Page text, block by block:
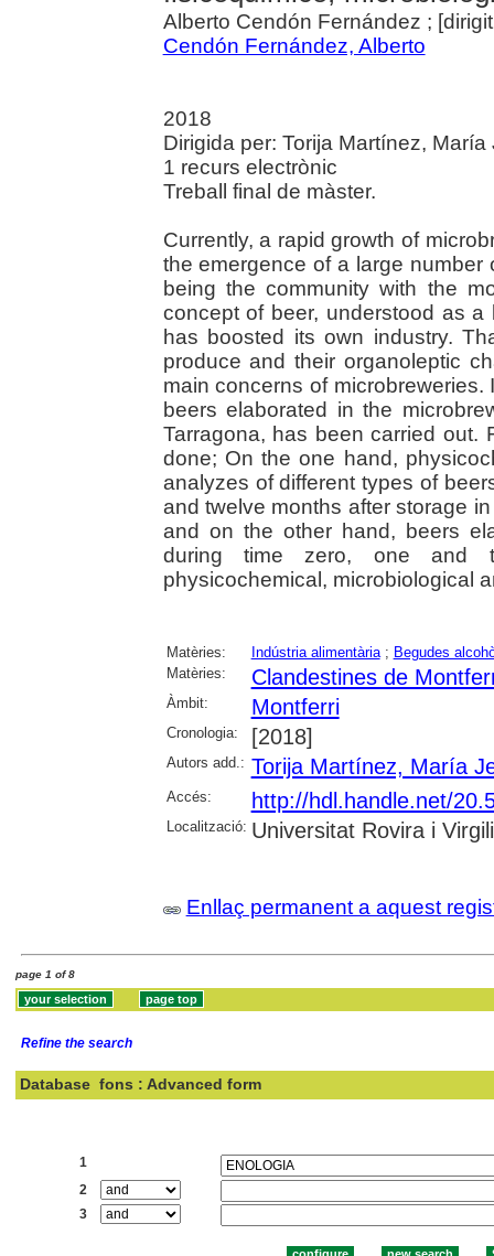
Alberto Cendón Fernández ;
Cendón Fernández, Alberto
2018
Dirigida per: Torija Martínez,
1 recurs electrònic
Treball final de màster.
Currently, a rapid growth of
the emergence of a large number
being the community with the
concept of beer, understood as
has boosted its own industry.
produce and their organoleptic
main concerns of
beers elaborated in the
Tarragona, has been carried out.
done; On the one hand,
analyzes of different types of
and twelve months after storage
and on the other hand, beers
during time zero, one and
physicochemical, microbiological
Matèries: Indústria alimentària; Begudes
Matèries:
Clandestines de
Àmbit: Montferri
Cronologia: [2018]
Autors add.: Torija Martínez, María
Accés: http://hdl.handle.net/
Localització: Universitat Rovira i Virgili
Enllaç permanent a aquest
page 1 of 8
Refine the search
Database fons : Advanced form
1
2
3